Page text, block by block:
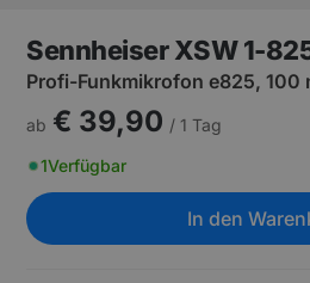
Sennheiser XSW 1-
Profi-Funkmikrofon e825, 100
ab € 39,90 / 1 Tag
1Verfügbar
In den